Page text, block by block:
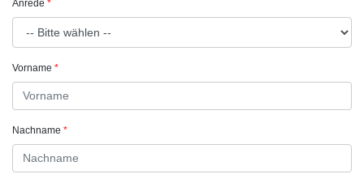
Anrede
Vorname
Nachname